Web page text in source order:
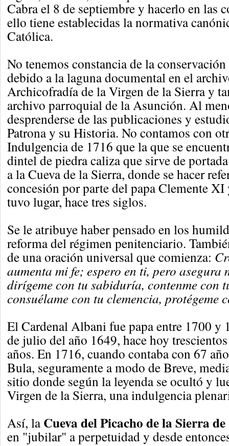
Cabra el 8 de septiembre y hacerlo en las
ello tiene establecidas la normativa
Católica.
No tenemos constancia de la
debido a la laguna documental en el
Archicofradía de la Virgen de la Sierra y
archivo parroquial de la Asunción. Al
desprenderse de las publicaciones y
Patrona y su Historia. No contamos con
Indulgencia de 1716 que la que se
dintel de piedra caliza que sirve de
a la Cueva de la Sierra, donde se hacer
concesión por parte del papa Clemente XI
tuvo lugar, hace tres siglos.
Se le atribuye haber pensado en los
reforma del régimen penitenciario.
de una oración universal que comienza:
aumenta mi fe; espero en ti, pero asegura
dirígeme con tu sabiduría, contenme con
consuélame con tu clemencia, protégeme
El Cardenal Albani fue papa entre 1700 y
de julio del año 1649, hace hoy
años. En 1716, cuando contaba con 67
Bula, seguramente a modo de Breve,
sitio donde según la leyenda se ocultó y
Virgen de la Sierra, una indulgencia
Así, la Cueva del Picacho de la Sierra
en "jubilar" a perpetuidad y desde